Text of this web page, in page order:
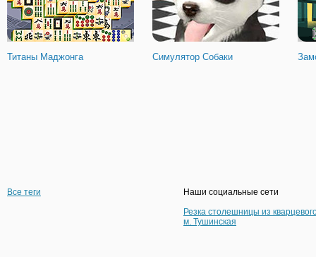
Титаны Маджонга Симулятор Собаки
Все теги
Наши социальные сети
Резка столешницы из
м. Тушинская